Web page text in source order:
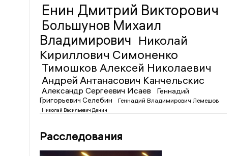
Енин Дмитрий Викторович
Большунов Михаил
Владимирович Николай
Кириллович Симоненко
Тимошков Алексей Николаевич
Андрей Антанасович Канчельскис
Александр Сергеевич Исаев
Геннадий
Григорьевич Селебин
Геннадий Владимирович Лемешов
Николай Васильевич Денин
Расследования